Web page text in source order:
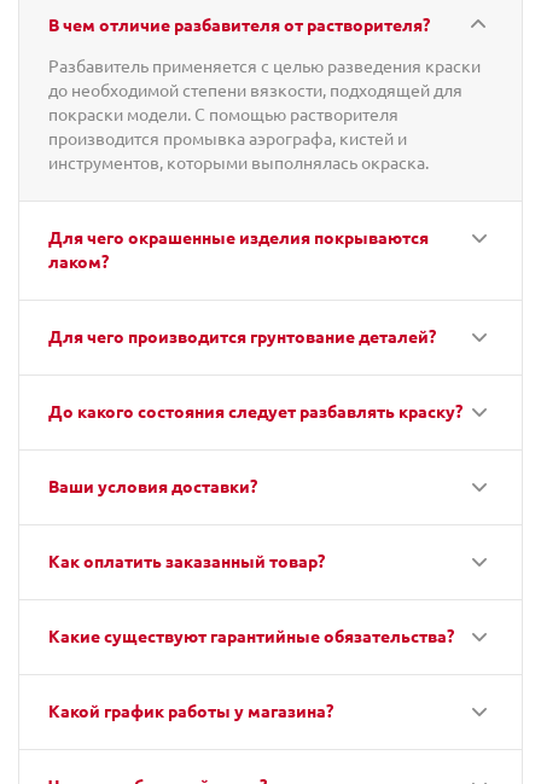
В чем отличие разбавителя от растворителя?
Разбавитель применяется с целью разведения краски
до необходимой степени вязкости, подходящей для
покраски модели. С помощью растворителя
производится промывка аэрографа, кистей и
инструментов, которыми выполнялась окраска.
Для чего окрашенные изделия покрываются
лаком?
Для чего производится грунтование деталей?
До какого состояния следует разбавлять краску?
Ваши условия доставки?
Как оплатить заказанный товар?
Какие существуют гарантийные обязательства?
Какой график работы у магазина?